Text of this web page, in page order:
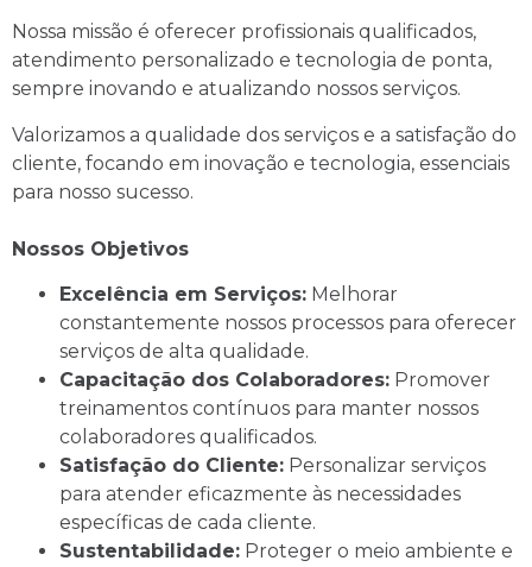
Nossa missão é oferecer profissionais qualificados,
atendimento personalizado e tecnologia de ponta,
sempre inovando e atualizando nossos serviços.
Valorizamos a qualidade dos serviços e a satisfação do
cliente, focando em inovação e tecnologia, essenciais
para nosso sucesso.
Nossos Objetivos
Excelência em Serviços: Melhorar
constantemente nossos processos para oferecer
serviços de alta qualidade.
Capacitação dos Colaboradores: Promover
treinamentos contínuos para manter nossos
colaboradores qualificados.
Satisfação do Cliente: Personalizar serviços
para atender eficazmente às necessidades
específicas de cada cliente.
Sustentabilidade: Proteger o meio ambiente e